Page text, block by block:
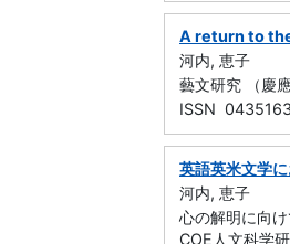
A return to
河内, 恵子
藝文研究 （慶
ISSN
英語英米文学
河内, 恵子
心の解明に向
COE人文科学